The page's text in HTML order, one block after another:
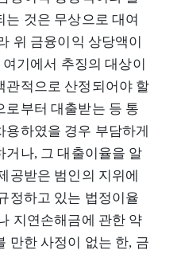
것은 무상으로 대여
위 금융이익 상당액이
기에서 추징의 대상이
관적으로 산정되어야 할
로부터 대출받는 등 통
용하였을 경우 부담하게
거나, 그 대출이율을 알
공받은 범인의 지위에
정하고 있는 법정이율
지연손해금에 관한 약
만한 사정이 없는 한, 금